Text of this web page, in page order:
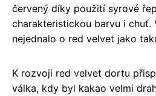
červený díky použití syrové
charakteristickou barvu i chuť.
nejednalo o red velvet jako
K rozvoji red velvet dortu
válka, kdy byl kakao velmi